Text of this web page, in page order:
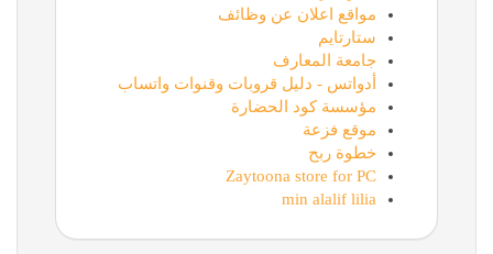
مواقع اعلان عن وظائف
ستارتايم
جامعة المعارف
أدواتس - دليل قروبات وقنوات واتساب
مؤسسة كود الحضارة
موقع فزعة
خطوة ربح
Zaytoona store for PC
min alalif lilia